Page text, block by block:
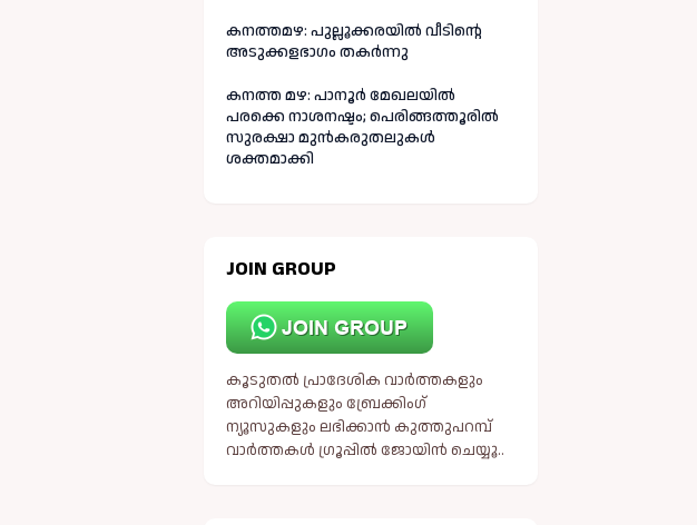
കനത്തമഴ: പുല്ലൂക്കരയിൽ വീടിന്റെ
അടുക്കളഭാഗം തകർന്നു
കനത്ത മഴ: പാനൂർ മേഖലയിൽ
പരക്കെ നാശനഷ്ടം; പെരിങ്ങത്തൂരിൽ
സുരക്ഷാ മുൻകരുതലുകൾ
ശക്തമാക്കി
JOIN GROUP
കൂടുതൽ പ്രാദേശിക വാർത്തകളും
അറിയിപ്പുകളും ബ്രേക്കിംഗ്
ന്യൂസുകളും ലഭിക്കാൻ കുത്തുപറമ്പ്
വാർത്തകൾ ഗ്രൂപ്പിൽ ജോയിൻ ചെയ്യൂ..